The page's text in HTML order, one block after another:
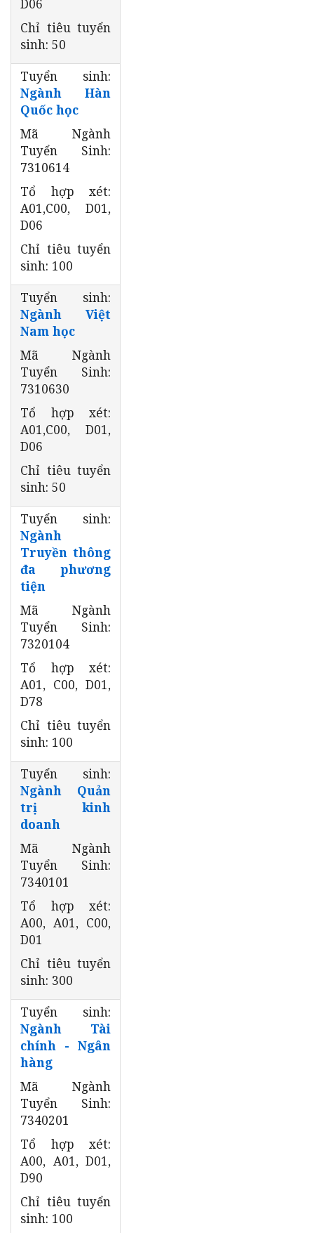
Chỉ tiêu tuyển
sinh: 50
Tuyển sinh:
Ngành Hàn
Quốc học
Mã Ngành
Tuyển Sinh:
7310614
Tổ hợp xét:
A01,C00, D01,
D06
Chỉ tiêu tuyển
sinh: 100
Tuyển sinh:
Ngành Việt
Nam học
Mã Ngành
Tuyển Sinh:
7310630
Tổ hợp xét:
A01,C00, D01,
D06
Chỉ tiêu tuyển
sinh: 50
Tuyển sinh:
Ngành
Truyền thông
đa phương
tiện
Mã Ngành
Tuyển Sinh:
7320104
Tổ hợp xét:
A01, C00, D01,
D78
Chỉ tiêu tuyển
sinh: 100
Tuyển sinh:
Ngành Quản
trị kinh
doanh
Mã Ngành
Tuyển Sinh:
7340101
Tổ hợp xét:
A00, A01, C00,
D01
Chỉ tiêu tuyển
sinh: 300
Tuyển sinh:
Ngành Tài
chính - Ngân
hàng
Mã Ngành
Tuyển Sinh:
7340201
Tổ hợp xét:
A00, A01, D01,
D90
Chỉ tiêu tuyển
sinh: 100